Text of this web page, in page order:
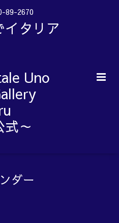
89-2670
イタリア
Uno
式～
ダー